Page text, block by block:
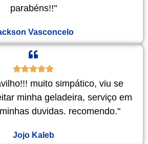
parabéns!!"
Vasconcelo
muito simpático, viu se
minha geladeira, serviço em
duvidas. recomendo."
Jojo Kaleb